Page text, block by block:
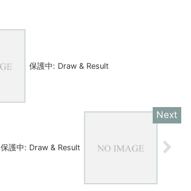
保護中: Draw & Result
保護中: Draw & Result